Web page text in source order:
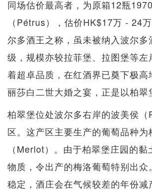
同场估价最高者，为原箱12瓶
（Pétrus），估价HK$17万 - 24
尔多酒王之称，虽未被纳入波尔多
级，规模亦较拉菲堡、拉图堡等左
着超卓品质，在红酒界已奠下极高
丽莎白二世大婚之宴，正是以柏翠
柏翠堡位处波尔多右岸的波美侯
区。这产区主要生产的葡萄品种为
（Merlot）。由于柏翠堡庄园的
物质，令出产的梅洛葡萄特别出众
稳定，酒庄会在气候较差的年份减